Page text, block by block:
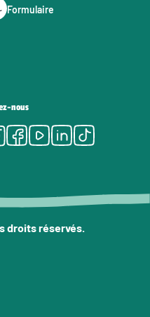
Formulaire
nous
Facebook
Youtube
LinkedIn
Tiktok
droits réservés.